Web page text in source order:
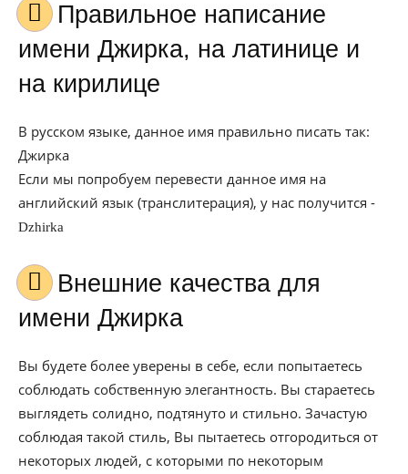
Правильное написание
имени Джирка, на латинице и
на кирилице
В русском языке, данное имя правильно писать так:
Джирка
Если мы попробуем перевести данное имя на
английский язык (транслитерация), у нас получится -
Dzhirka
Внешние качества для
имени Джирка
Вы будете более уверены в себе, если попытаетесь
соблюдать собственную элегантность. Вы стараетесь
выглядеть солидно, подтянуто и стильно. Зачастую
соблюдая такой стиль, Вы пытаетесь отгородиться от
некоторых людей, с которыми по некоторым